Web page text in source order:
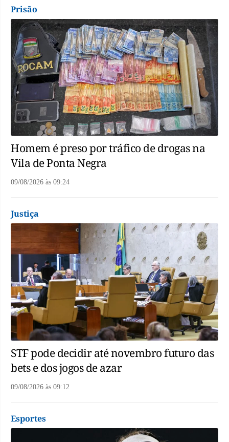
Prisão
Homem é preso por tráfico de drogas na
Vila de Ponta Negra
09/08/2026 às 09:24
Justiça
STF pode decidir até novembro futuro das
bets e dos jogos de azar
09/08/2026 às 09:12
Esportes